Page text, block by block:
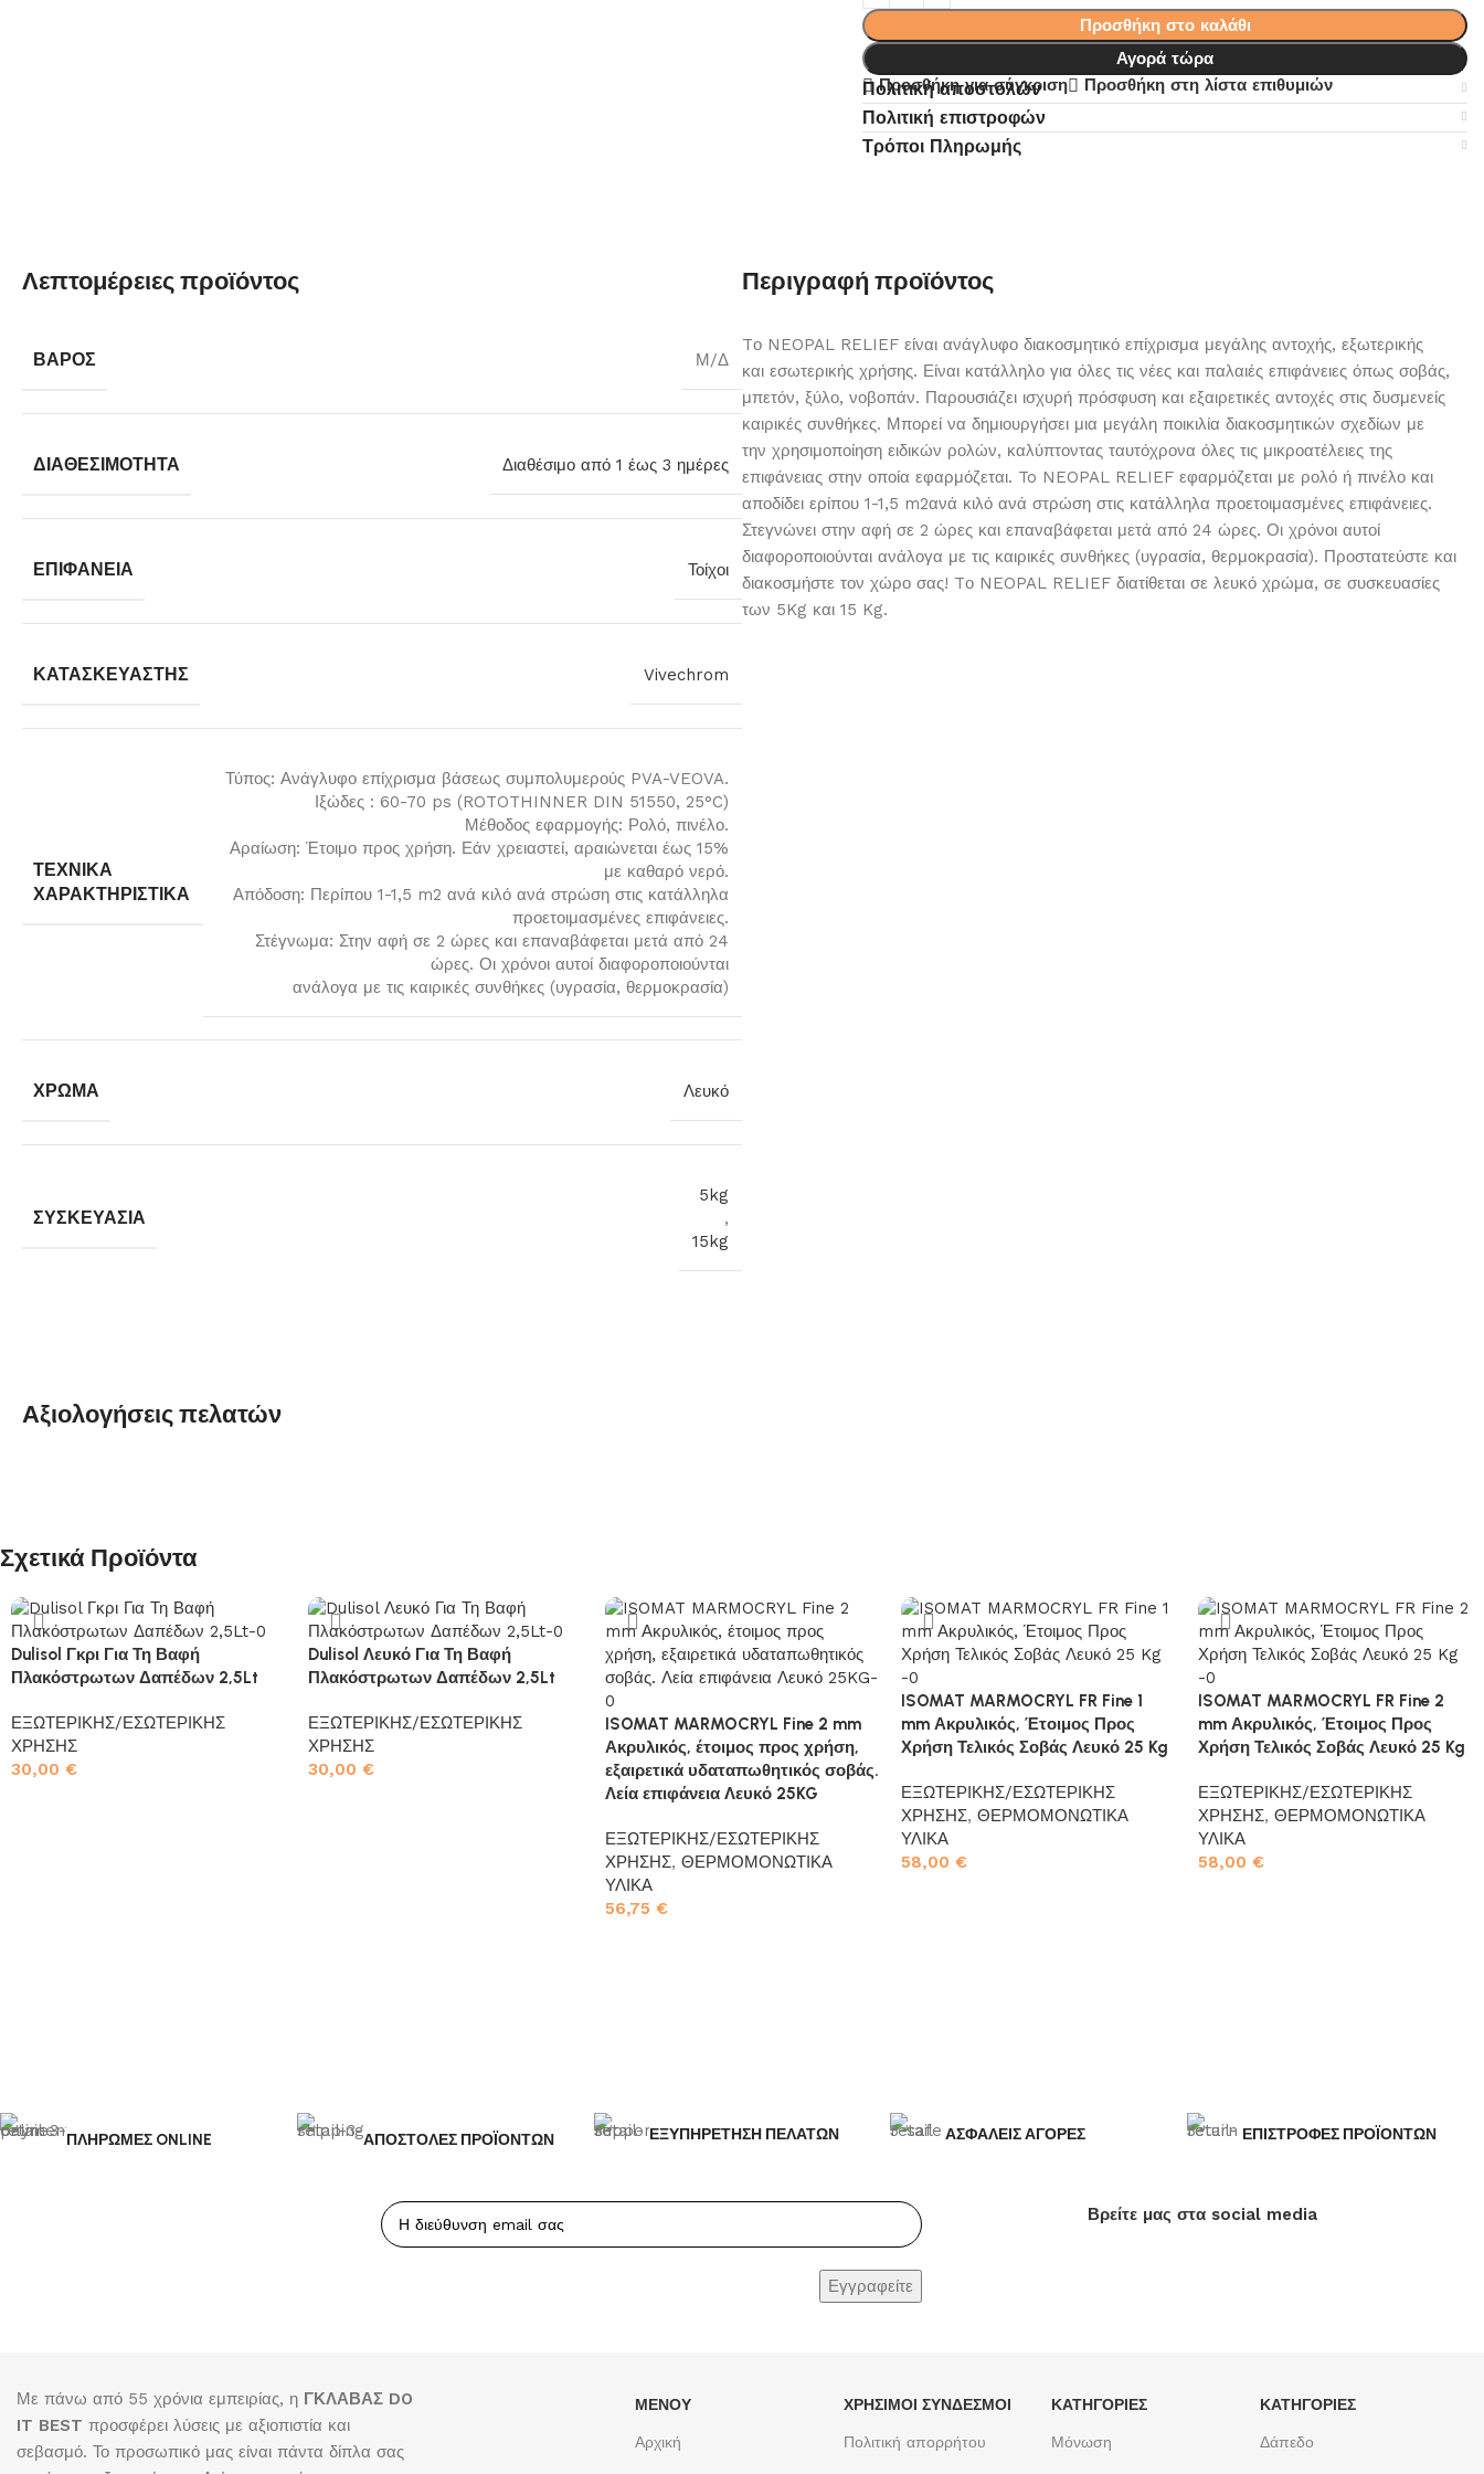
Προσθήκη στο καλάθι
Αγορά τώρα
Προσθήκη για σύγκριση
Προσθήκη στη λίστα επιθυμιών
Πολιτική αποστολών
Πολιτική επιστροφών
Τρόποι Πληρωμής
Λεπτομέρειες προϊόντος
ΒΆΡΟΣ Μ/Δ
ΔΙΑΘΕΣΙΜΌΤΗΤΑ Διαθέσιμο από 1 έως 3 ημέρες
ΕΠΙΦΆΝΕΙΑ Τοίχοι
ΚΑΤΑΣΚΕΥΑΣΤΉΣ Vivechrom
ΤΕΧΝΙΚΆ
ΧΑΡΑΚΤΗΡΙΣΤΙΚΆ
Τύπος: Ανάγλυφο επίχρισμα βάσεως συμπολυμερούς PVA-VEOVA.
Ιξώδες : 60-70 ps (ROTOTHINNER DIN 51550, 25°C)
Μέθοδος εφαρμογής: Ρολό, πινέλο.
Αραίωση: Έτοιμο προς χρήση. Εάν χρειαστεί, αραιώνεται έως 15%
με καθαρό νερό.
Απόδοση: Περίπου 1-1,5 m2 ανά κιλό ανά στρώση στις κατάλληλα
προετοιμασμένες επιφάνειες.
Στέγνωμα: Στην αφή σε 2 ώρες και επαναβάφεται μετά από 24
ώρες. Οι χρόνοι αυτοί διαφοροποιούνται
ανάλογα με τις καιρικές συνθήκες (υγρασία, θερμοκρασία)
ΧΡΏΜΑ Λευκό
ΣΥΣΚΕΥΑΣΊΑ
5kg
,
15kg
Περιγραφή προϊόντος
Tο NEOPAL RELIEF είναι ανάγλυφο διακοσμητικό επίχρισμα μεγάλης αντοχής, εξωτερικής
και εσωτερικής χρήσης. Είναι κατάλληλο για όλες τις νέες και παλαιές επιφάνειες όπως σοβάς,
μπετόν, ξύλο, νοβοπάν. Παρουσιάζει ισχυρή πρόσφυση και εξαιρετικές αντοχές στις δυσμενείς
καιρικές συνθήκες. Μπορεί να δημιουργήσει μια μεγάλη ποικιλία διακοσμητικών σχεδίων με
την χρησιμοποίηση ειδικών ρολών, καλύπτοντας ταυτόχρονα όλες τις μικροατέλειες της
επιφάνειας στην οποία εφαρμόζεται. To NEOPAL RELIEF εφαρμόζεται με ρολό ή πινέλο και
αποδίδει ερίπου 1-1,5 m2ανά κιλό ανά στρώση στις κατάλληλα προετοιμασμένες επιφάνειες.
Στεγνώνει στην αφή σε 2 ώρες και επαναβάφεται μετά από 24 ώρες. Οι χρόνοι αυτοί
διαφοροποιούνται ανάλογα με τις καιρικές συνθήκες (υγρασία, θερμοκρασία). Προστατεύστε και
διακοσμήστε τον χώρο σας! Tο NEOPAL RELIEF διατίθεται σε λευκό χρώμα, σε συσκευασίες
των 5Kg και 15 Kg.
Αξιολογήσεις πελατών
Σχετικά Προϊόντα
Dulisol Γκρι Για Τη Βαφή
Πλακόστρωτων Δαπέδων 2,5Lt
ΕΞΩΤΕΡΙΚΗΣ/ΕΣΩΤΕΡΙΚΗΣ
ΧΡΗΣΗΣ
30,00 €
Dulisol Λευκό Για Τη Βαφή
Πλακόστρωτων Δαπέδων 2,5Lt
ΕΞΩΤΕΡΙΚΗΣ/ΕΣΩΤΕΡΙΚΗΣ
ΧΡΗΣΗΣ
30,00 €
ISOMAT MARMOCRYL Fine 2 mm
Ακρυλικός, έτοιμος προς χρήση,
εξαιρετικά υδαταπωθητικός σοβάς.
Λεία επιφάνεια Λευκό 25KG
ΕΞΩΤΕΡΙΚΗΣ/ΕΣΩΤΕΡΙΚΗΣ
ΧΡΗΣΗΣ, ΘΕΡΜΟΜΟΝΩΤΙΚΑ
ΥΛΙΚΑ
56,75 €
ISOMAT MARMOCRYL FR Fine 1
mm Ακρυλικός, Έτοιμος Προς
Χρήση Τελικός Σοβάς Λευκό 25 Kg
ΕΞΩΤΕΡΙΚΗΣ/ΕΣΩΤΕΡΙΚΗΣ
ΧΡΗΣΗΣ,ΘΕΡΜΟΜΟΝΩΤΙΚΑ
ΥΛΙΚΑ
58,00€
ISOMAT MARMOCRYL FR Fine 2
mm Ακρυλικός, Έτοιμος Προς
Χρήση Τελικός Σοβάς Λευκό 25 Kg
ΕΞΩΤΕΡΙΚΗΣ/ΕΣΩΤΕΡΙΚΗΣ
ΧΡΗΣΗΣ,ΘΕΡΜΟΜΟΝΩΤΙΚΑ
ΥΛΙΚΑ
58,00€
ΠΛΗΡΩΜΕΣ ONLINE ΑΠΟΣΤΟΛΕΣ ΠΡΟΪΟΝΤΩΝ ΕΞΥΠΗΡΕΤΗΣΗ ΠΕΛΑΤΩΝ ΑΣΦΑΛΕΙΣ ΑΓΟΡΕΣ ΕΠΙΣΤΡΟΦΕΣ ΠΡΟΪΟΝΤΩΝ
Βρείτε μας στα social media
Με πάνω από 55 χρόνια εμπειρίας, η ΓΚΛΑΒΑΣ DO
IT BEST προσφέρει λύσεις με αξιοπιστία και
σεβασμό. Το προσωπικό μας είναι πάντα δίπλα σας
ΜΕΝΟΥ
Αρχική
ΧΡΉΣΙΜΟΙ ΣΎΝΔΕΣΜΟΙ
Πολιτική απορρήτου
ΚΑΤΗΓΟΡΙΕΣ
Μόνωση
ΚΑΤΗΓΟΡΙΕΣ
Δάπεδο